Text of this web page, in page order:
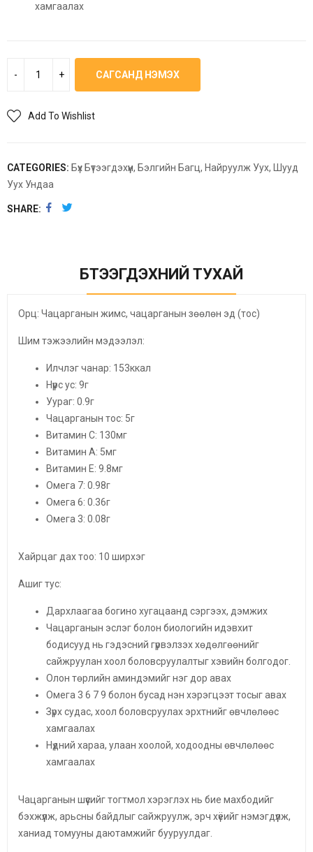
хамгаалах
САГСАНД НЭМЭХ
Add To Wishlist
CATEGORIES: Бүх Бүтээгдэхүүн, Бэлгийн Багц, Найруулж Уух,
Шууд
Уух Ундаа
SHARE
БҮТЭЭГДЭХҮҮНИЙ ТУХАЙ
Орц: Чацарганын жимс, чацарганын зөөлөн эд (тос)
Шим тэжээлийн мэдээлэл:
Илчлэг чанар: 153ккал
Нүүрс ус: 9г
Уураг: 0.9г
Чацарганын тос: 5г
Витамин С: 130мг
Витамин А: 5мг
Витамин Е: 9.8мг
Омега 7: 0.98г
Омега 6: 0.36г
Омега 3: 0.08г
Хайрцаг дах тоо: 10 ширхэг
Ашиг тус:
Дархлаагаа богино хугацаанд сэргээх, дэмжих
Чацарганын эслэг болон биологийн идэвхит
бодисууд нь гэдэсний гүрвэлзэх хөдөлгөөнийг
сайжруулан хоол боловсруулалтыг хэвийн болгодог.
Олон төрлийн аминдэмийг нэг дор авах
Омега 3 6 7 9 болон бусад нэн хэрэгцээт тосыг авах
Зүрх судас, хоол боловсруулах эрхтнийг өвчлөлөөс
хамгаалах
Нүдний хараа, улаан хоолой, ходоодны өвчлөлөөс
хамгаалах
Чацарганын шүүсийг тогтмол хэрэглэх нь бие махбодийг
бэхжүүлж, арьсны байдлыг сайжруулж, эрч хүёийг нэмэгдүүлж,
ханиад томууны даютамжийг бууруулдаг.